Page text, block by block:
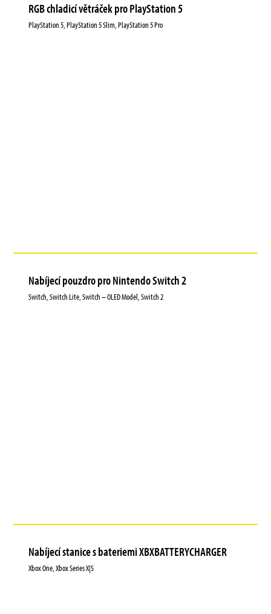
RGB chladicí větráček pro PlayStation 5
PlayStation 5, PlayStation 5 Slim, PlayStation 5 Pro
Nabíjecí pouzdro pro Nintendo Switch 2
Switch, Switch Lite, Switch – OLED Model, Switch 2
Nabíjecí stanice s bateriemi XBXBATTERYCHARGER
Xbox One, Xbox Series X|S